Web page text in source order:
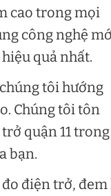
cao trong mọi
công nghệ
quả nhất.
tôi hướng
Chúng tôi tôn
quận 11 trong
bạn.
đo điện trở,